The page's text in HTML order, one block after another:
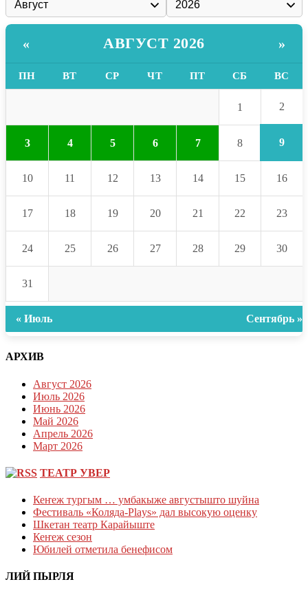
« АВГУСТ 2026 »
ПН ВТ СР ЧТ ПТ СБ ВС
1 2
3 4 5 6 7 8 9
10 11 12 13 14 15 16
17 18 19 20 21 22 23
24 25 26 27 28 29 30
31
« Июль Сентябрь »
АРХИВ
Август 2026
Июль 2026
Июнь 2026
Май 2026
Апрель 2026
Март 2026
ТЕАТР УВЕР
Кеҥеж тургым … умбакыже августышто шуйна
Фестиваль «Коляда-Plays» дал высокую оценку
Шкетан театр Карайыште
Кеҥеж сезон
Юбилей отметила бенефисом
ЛИЙ ПЫРЛЯ